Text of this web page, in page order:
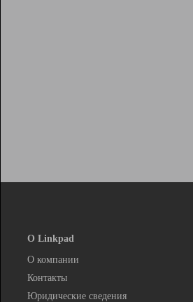
О Linkpad
О компании
Контакты
Юридические сведения